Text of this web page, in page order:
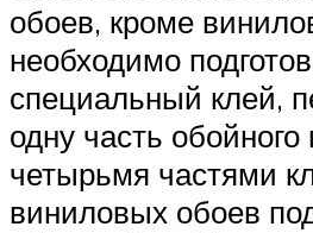
обоев, кроме
необходимо
специальный клей,
одну часть обойного
четырьмя частями
виниловых обоев